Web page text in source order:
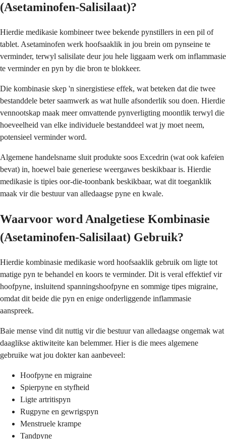
(Asetaminofen-Salisilaat)?
Hierdie medikasie kombineer twee bekende pynstillers in een pil of
tablet. Asetaminofen werk hoofsaaklik in jou brein om pynseine te
verminder, terwyl salisilate deur jou hele liggaam werk om inflammasie
te verminder en pyn by die bron te blokkeer.
Die kombinasie skep 'n sinergistiese effek, wat beteken dat die twee
bestanddele beter saamwerk as wat hulle afsonderlik sou doen. Hierdie
vennootskap maak meer omvattende pynverligting moontlik terwyl die
hoeveelheid van elke individuele bestanddeel wat jy moet neem,
potensieel verminder word.
Algemene handelsname sluit produkte soos Excedrin (wat ook kafeïen
bevat) in, hoewel baie generiese weergawes beskikbaar is. Hierdie
medikasie is tipies oor-die-toonbank beskikbaar, wat dit toeganklik
maak vir die bestuur van alledaagse pyne en kwale.
Waarvoor word Analgetiese Kombinasie
(Asetaminofen-Salisilaat) Gebruik?
Hierdie kombinasie medikasie word hoofsaaklik gebruik om ligte tot
matige pyn te behandel en koors te verminder. Dit is veral effektief vir
hoofpyne, insluitend spanningshoofpyne en sommige tipes migraine,
omdat dit beide die pyn en enige onderliggende inflammasie
aanspreek.
Baie mense vind dit nuttig vir die bestuur van alledaagse ongemak wat
daaglikse aktiwiteite kan belemmer. Hier is die mees algemene
gebruike wat jou dokter kan aanbeveel:
Hoofpyne en migraine
Spierpyne en styfheid
Ligte artritispyn
Rugpyne en gewrigspyn
Menstruele krampe
Tandpyne